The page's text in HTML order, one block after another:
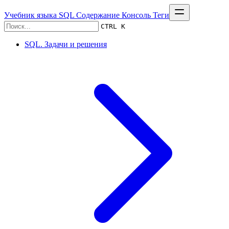
Учебник языка SQL Содержание Консоль Теги
CTRL K
SQL. Задачи и решения